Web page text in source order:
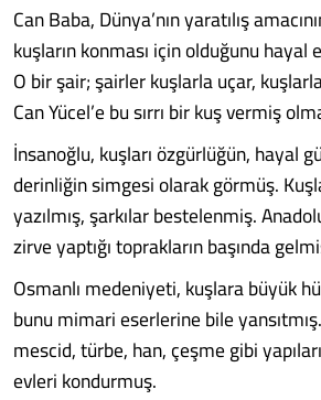
Can Baba, Dünya’nın yaratılış
kuşların konması için olduğunu hayal
O bir şair; şairler kuşlarla uçar,
Can Yücel’e bu sırrı bir kuş vermiş
İnsanoğlu, kuşları özgürlüğün, hayal
derinliğin simgesi olarak görmüş.
yazılmış, şarkılar bestelenmiş.
zirve yaptığı toprakların başında
Osmanlı medeniyeti, kuşlara büyük
bunu mimari eserlerine bile
mescid, türbe, han, çeşme gibi
evleri kondurmuş.